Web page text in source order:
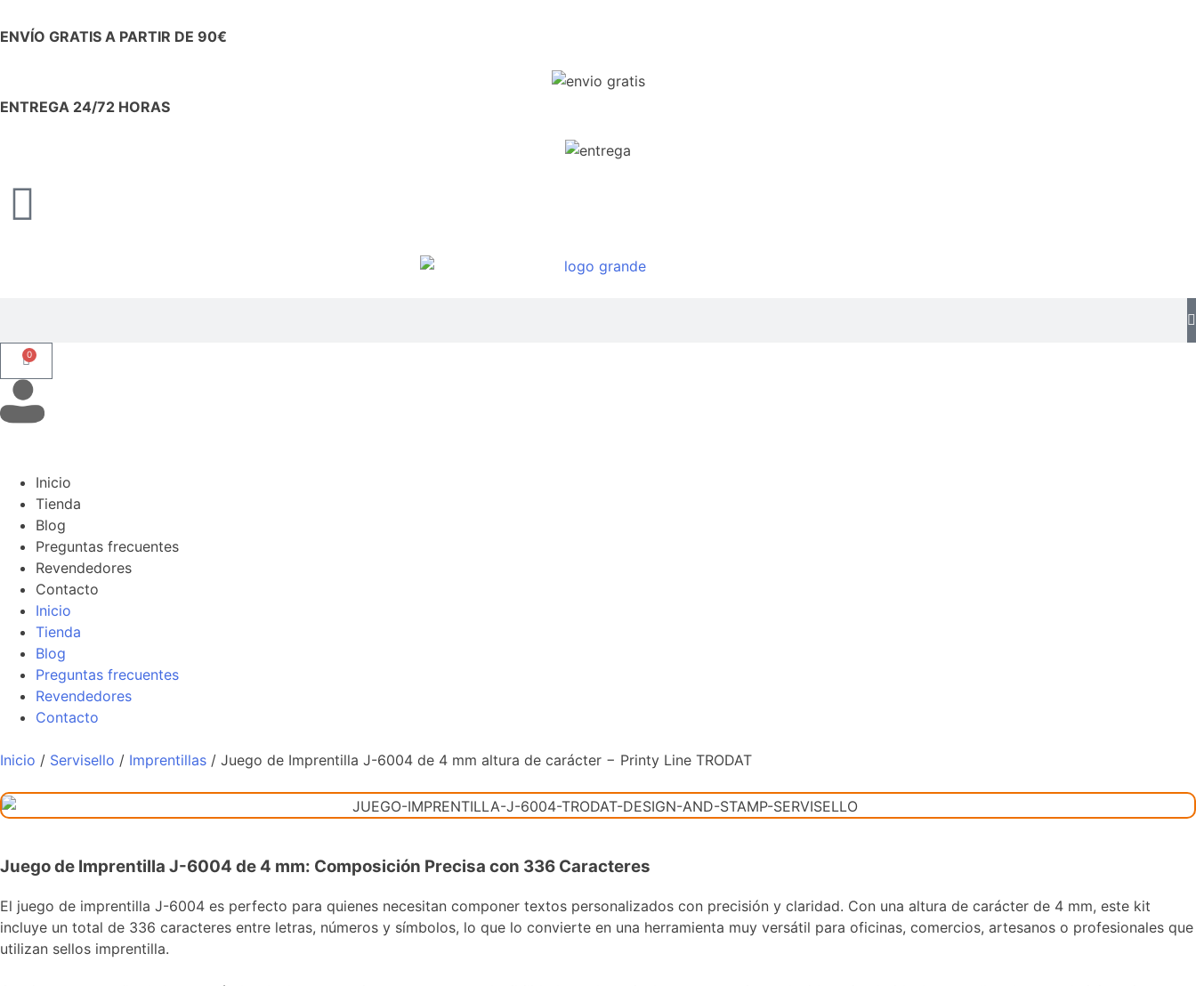
ENVÍO GRATIS A PARTIR DE 90€
ENTREGA 24/72 HORAS
0
Inicio
Tienda
Blog
Preguntas frecuentes
Revendedores
Contacto
Inicio
Tienda
Blog
Preguntas frecuentes
Revendedores
Contacto
Inicio / Servisello / Imprentillas / Juego de Imprentilla J-6004 de 4 mm altura de carácter − Printy Line TRODAT
Juego de Imprentilla J-6004 de 4 mm: Composición Precisa con 336 Caracteres
El juego de imprentilla J-6004 es perfecto para quienes necesitan componer textos personalizados con precisión y claridad. Con una altura de carácter de 4 mm, este kit
incluye un total de 336 caracteres entre letras, números y símbolos, lo que lo convierte en una herramienta muy versátil para oficinas, comercios, artesanos o profesionales que
utilizan sellos imprentilla.